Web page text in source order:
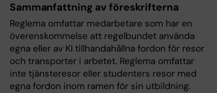
Sammanfattning av föreskrifterna
Reglema omfattar medarbetare som har en
överenskommelse att regelbundet använda
egna eller av KI tillhandahållna fordon för resor
och transporter i arbetet. Reglema omfattar
inte tjänsteresor eller studenters resor med
egna fordon inom ramen för sin utbildning.